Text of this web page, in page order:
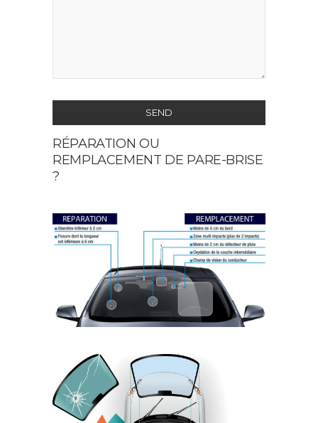
SEND
This
field
should
left
blank
RÉPARATION OU
REMPLACEMENT DE PARE-BRISE
?